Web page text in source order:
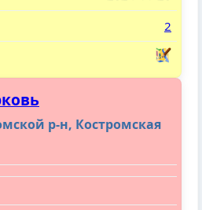
2
р-н, Костромская